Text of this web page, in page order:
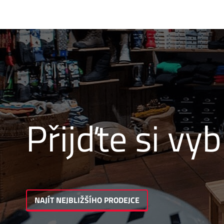
Přijďte si
NAJÍT NEJBLIŽŠÍHO PRODEJCE